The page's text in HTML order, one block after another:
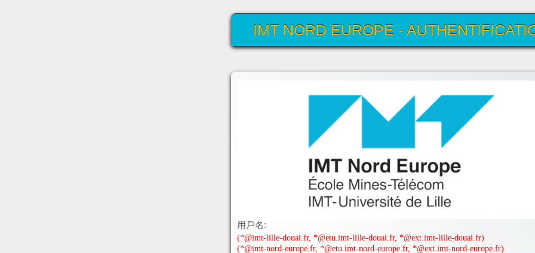
IMT NORD EUROPE -
用戶名:
(*@imt-lille-douai.fr, *@etu.imt-lille-douai.fr, *@ext.imt-lille-douai.fr)
(*@imt-nord-europe.fr, *@etu.imt-nord-europe.fr, *@ext.imt-nord-europe.fr)